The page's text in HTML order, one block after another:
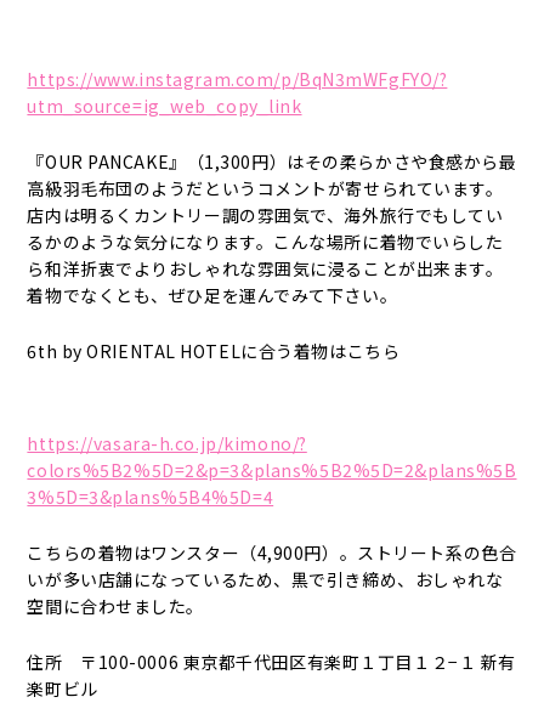
https://www.instagram.com/p/BqN3mWFgFYO/?
utm_source=ig_web_copy_link
『OUR PANCAKE』（1,300円）はその柔らかさや食感から最
高級羽毛布団のようだというコメントが寄せられています。
店内は明るくカントリー調の雰囲気で、海外旅行でもしてい
るかのような気分になります。こんな場所に着物でいらした
ら和洋折衷でよりおしゃれな雰囲気に浸ることが出来ます。
着物でなくとも、ぜひ足を運んでみて下さい。
6th by ORIENTAL HOTELに合う着物はこちら
https://vasara-h.co.jp/kimono/?
colors%5B2%5D=2&p=3&plans%5B2%5D=2&plans%5B
3%5D=3&plans%5B4%5D=4
こちらの着物はワンスター（4,900円）。ストリート系の色合
いが多い店舗になっているため、黒で引き締め、おしゃれな
空間に合わせました。
住所 〒100-0006 東京都千代田区有楽町１丁目１２−１ 新有
楽町ビル